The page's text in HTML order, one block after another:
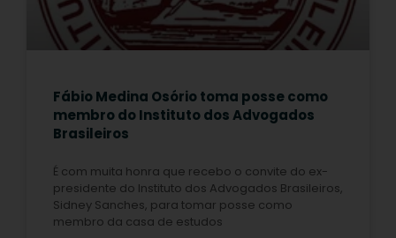
Fábio Medina Osório toma posse como
membro do Instituto dos Advogados
Brasileiros
É com muita honra que recebo o convite do ex-
presidente do Instituto dos Advogados Brasileiros,
Sidney Sanches, para tomar posse como
membro da casa de estudos